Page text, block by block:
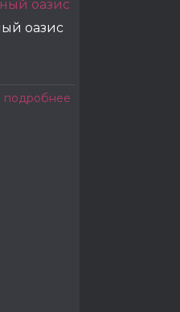
оазис
подробнее